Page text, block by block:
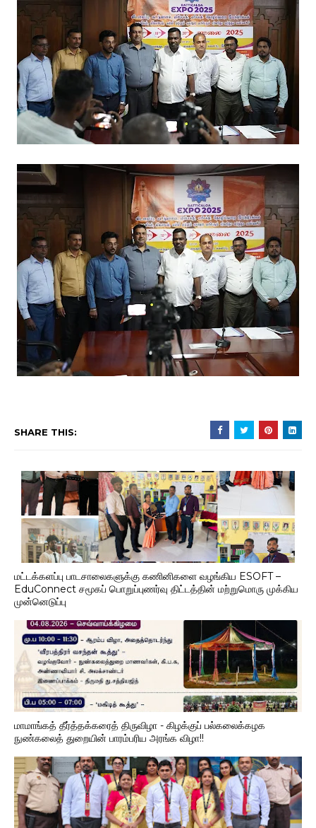
SHARE THIS:
மட்டக்களப்பு பாடசாலைகளுக்கு கணினிகளை வழங்கிய ESOFT –
EduConnect சமூகப் பொறுப்புணர்வு திட்டத்தின் மற்றுமொரு முக்கிய
முன்னெடுப்பு
மாமாங்கத் தீர்த்தக்கரைத் திருவிழா - கிழக்குப் பல்கலைக்கழக
நுண்கலைத் துறையின் பாரம்பரிய அரங்க விழா!!